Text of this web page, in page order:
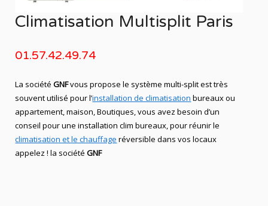
Climatisation Multisplit Paris
01.57.42.49.74
La société GNFvous propose le système multi-split est très
souvent utilisé pour l’installation de climatisation bureaux ou
appartement, maison, Boutiques, vous avez besoin d’un
conseil pour une installation clim bureaux, pour réunir le
climatisation et le chauffage réversible dans vos locaux
appelez ! la sociétéGNF